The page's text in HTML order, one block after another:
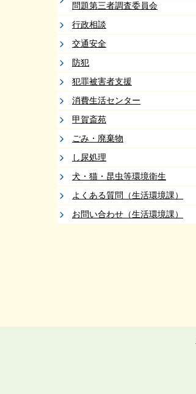
問題第三者調査委員会
行政相談
交通安全
防犯
犯罪被害者支援
消費生活センター
甲賀斎苑
ごみ・廃棄物
し尿処理
犬・猫・昆虫等環境衛生
よくある質問（生活環境課）
お問い合わせ（生活環境課）